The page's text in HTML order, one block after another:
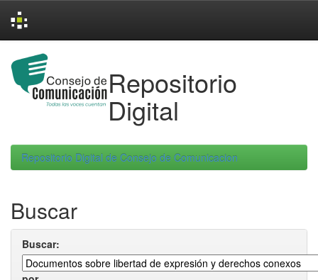
navigation
Repositorio
Digital
Repositorio Digital de Consejo de Comunicacion
Buscar
Buscar: